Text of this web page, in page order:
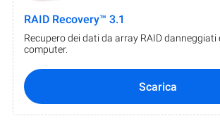
RAID Recovery™ 3.1
Recupero dei dati da array RAID danneggiati
computer.
Scarica